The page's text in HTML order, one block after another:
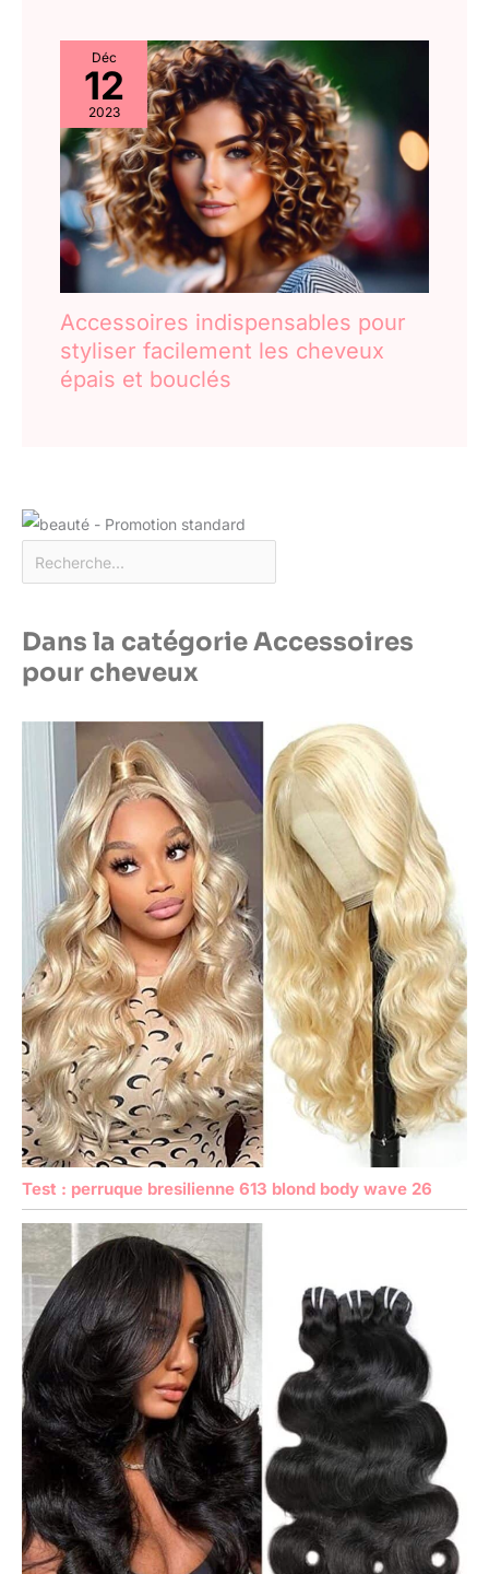
Déc
12
2023
Accessoires indispensables pour
styliser facilement les cheveux
épais et bouclés
Dans la catégorie Accessoires
pour cheveux
Test : perruque bresilienne 613 blond body wave 26